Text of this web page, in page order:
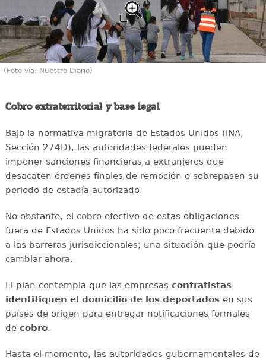
(Foto vía: Nuestro Diario)
Cobro extraterritorial y base legal
Bajo la normativa migratoria de Estados Unidos (INA,
Sección 274D), las autoridades federales pueden
imponer sanciones financieras a extranjeros que
desacaten órdenes finales de remoción o sobrepasen su
periodo de estadía autorizado.
No obstante, el cobro efectivo de estas obligaciones
fuera de Estados Unidos ha sido poco frecuente debido
a las barreras jurisdiccionales; una situación que podría
cambiar ahora.
El plan contempla que las empresas contratistas
identifiquen el domicilio de los deportadosen sus
países de origen para entregar notificaciones formales
de cobro.
Hasta el momento, las autoridades gubernamentales de